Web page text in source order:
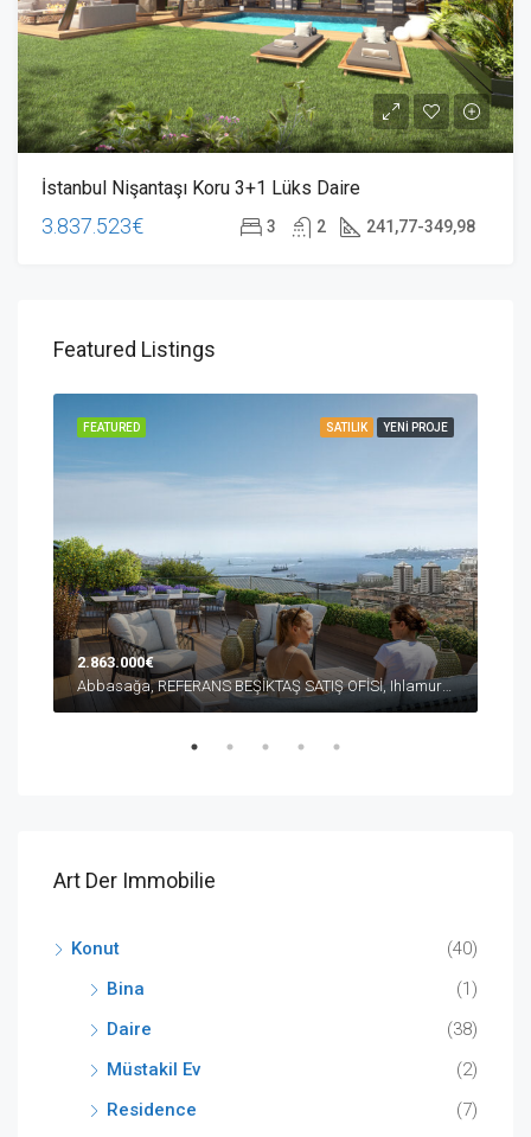
İstanbul Nişantaşı Koru 3+1 Lüks Daire
3.837.523€ 3 2 241,77-349,98
Featured Listings
SATILIK YENI PROJE
FEATURED
2.863.000€
Art Der Immobilie
Konut
(40)
Bina
(1)
Daire
(38)
Müstakil Ev
(2)
Residence
(7)